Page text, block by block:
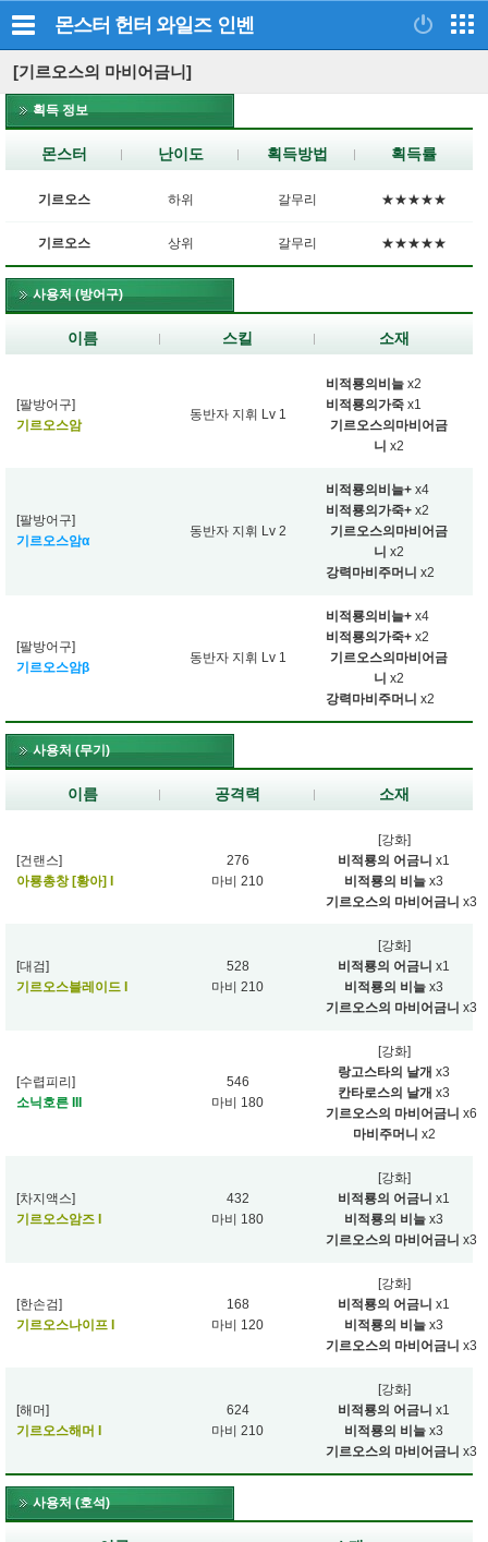
몬스터 헌터 와일즈 인벤
[기르오스의 마비어금니]
획득 정보
몬스터 난이도 획득방법 획득률
기르오스 하위 갈무리 ★★★★★
기르오스 상위 갈무리 ★★★★★
사용처 (방어구)
이름 스킬 소재
[팔방어구]
기르오스암
동반자 지휘 Lv 1
비적룡의비늘 x2
비적룡의가죽 x1
기르오스의마비어금
니 x2
[팔방어구]
기르오스암α
동반자 지휘 Lv 2
비적룡의비늘+ x4
비적룡의가죽+ x2
기르오스의마비어금
니 x2
강력마비주머니 x2
[팔방어구]
기르오스암β
동반자 지휘 Lv 1
비적룡의비늘+ x4
비적룡의가죽+ x2
기르오스의마비어금
니 x2
강력마비주머니 x2
사용처 (무기)
이름 공격력 소재
[건랜스]
아룡총창 [황아] I
276
마비 210
[강화]
비적룡의 어금니 x1
비적룡의 비늘 x3
기르오스의 마비어금니 x3
[대검]
기르오스블레이드 I
528
마비 210
[강화]
비적룡의 어금니 x1
비적룡의 비늘 x3
기르오스의 마비어금니 x3
[수렵피리]
소닉호른 III
546
마비 180
[강화]
랑고스타의 날개 x3
칸타로스의 날개 x3
기르오스의 마비어금니 x6
마비주머니 x2
[차지액스]
기르오스암즈 I
432
마비 180
[강화]
비적룡의 어금니 x1
비적룡의 비늘 x3
기르오스의 마비어금니 x3
[한손검]
기르오스나이프 I
168
마비 120
[강화]
비적룡의 어금니 x1
비적룡의 비늘 x3
기르오스의 마비어금니 x3
[해머]
기르오스해머 I
624
마비 210
[강화]
비적룡의 어금니 x1
비적룡의 비늘 x3
기르오스의 마비어금니 x3
사용처 (호석)